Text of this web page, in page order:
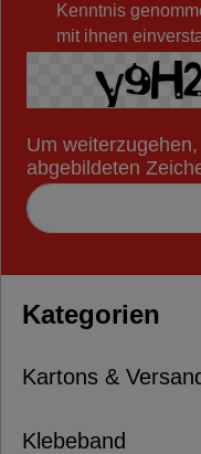
Kenntnis
mit ihnen
Um
abgebildeten
Kategorien
Kartons &
Klebeband